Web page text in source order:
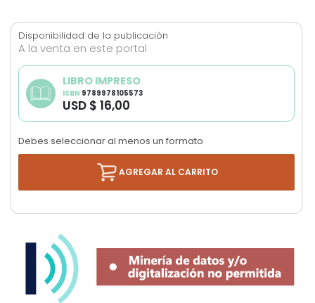
Disponibilidad de la publicación
A la venta en este portal
LIBRO IMPRESO
ISBN 9789978105573
USD $ 16,00
Debes seleccionar al menos un formato
AGREGAR AL CARRITO